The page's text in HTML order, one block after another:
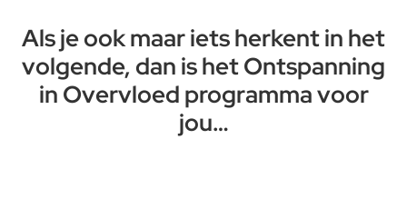
Als je ook maar iets herkent in het
volgende, dan is het Ontspanning
in Overvloed programma voor
jou…